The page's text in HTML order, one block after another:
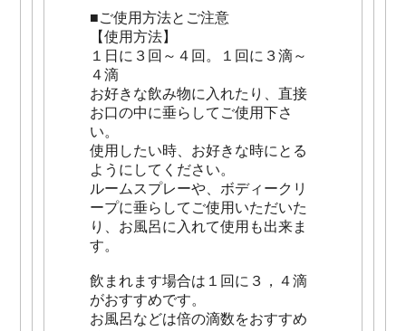
■ご使用方法とご注意
【使用方法】
１日に３回～４回。１回に３滴～
４滴
お好きな飲み物に入れたり、直接
お口の中に垂らしてご使用下さ
い。
使用したい時、お好きな時にとる
ようにしてください。
ルームスプレーや、ボディークリ
ープに垂らしてご使用いただいた
り、お風呂に入れて使用も出来ま
す。
飲まれます場合は１回に３，４滴
がおすすめです。
お風呂などは倍の滴数をおすすめ